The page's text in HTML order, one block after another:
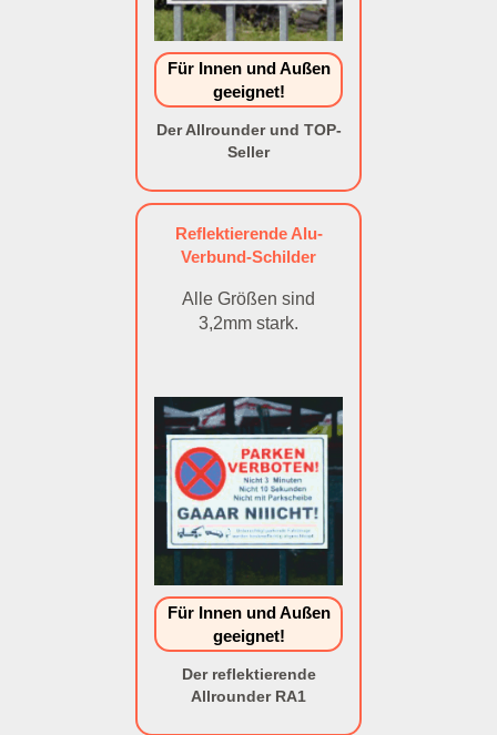
Für Innen und Außen
geeignet!
Der Allrounder und TOP-
Seller
Reflektierende Alu-
Verbund-Schilder
Alle Größen sind
3,2mm stark.
Für Innen und Außen
geeignet!
Der reflektierende
Allrounder RA1